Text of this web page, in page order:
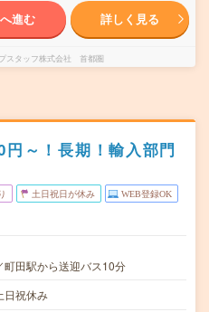
進む 詳しく見る
スタッフ株式会社 首都圏
円～！長期！輸入部門
土日祝日が休み WEB登録OK
町田駅から送迎バス10分
祝休み